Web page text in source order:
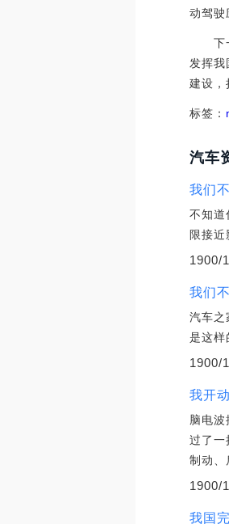
动驾驶
下一
发挥
建设，
标签：
汽车
我们
不知道
限接
1900/
我们
汽车
是这样
1900/
我开
脑电
过了一
制动、
1900/
我国